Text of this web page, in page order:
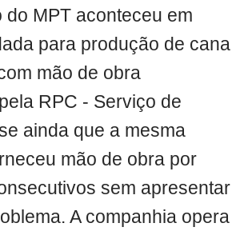
do MPT aconteceu em
para produção de cana
mão de obra
RPC - Serviço de
ainda que a mesma
mão de obra por
sem apresentar
A companhia opera